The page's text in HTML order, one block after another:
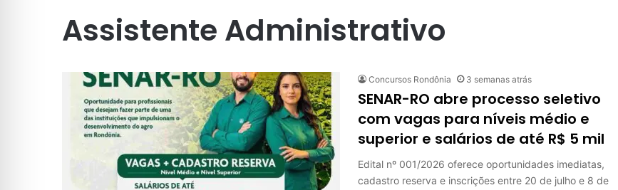
Assistente Administrativo
Concursos Rondônia 3 semanas atrás
SENAR-RO abre processo seletivo
com vagas para níveis médio e
superior e salários de até R$ 5 mil
Edital nº 001/2026 oferece oportunidades imediatas,
cadastro reserva e inscrições entre 20 de julho e 8 de